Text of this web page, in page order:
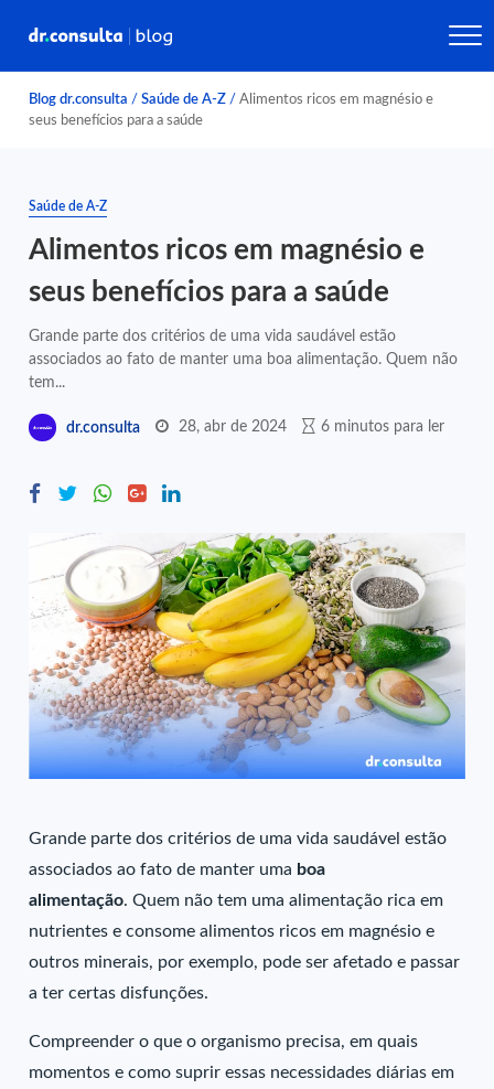
Blog dr.consulta / Saúde de A-Z / Alimentos ricos em magnésio e
seus benefícios para a saúde
Saúde de A-Z
Alimentos ricos em magnésio e
seus benefícios para a saúde
Grande parte dos critérios de uma vida saudável estão
associados ao fato de manter uma boa alimentação. Quem não
tem...
dr.consulta 28, abr de 2024 6 minutos para ler
Grande parte dos critérios de uma vida saudável estão
associados ao fato de manter uma boa
alimentação. Quem não tem uma alimentação rica em
nutrientes e consome alimentos ricos em magnésio e
outros minerais, por exemplo, pode ser afetado e passar
a ter certas disfunções.
Compreender o que o organismo precisa, em quais
momentos e como suprir essas necessidades diárias em